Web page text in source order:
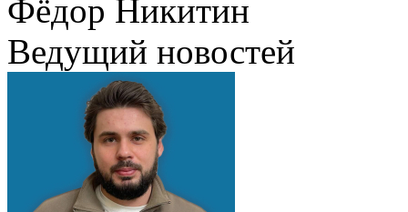
Фёдор Никитин
Ведущий новостей